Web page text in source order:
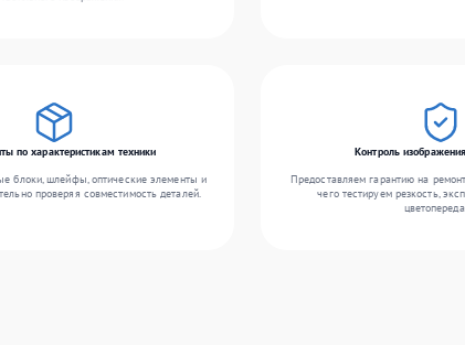
по характеристикам техники
блоки, шлейфы, оптические элементы и
проверяя совместимость деталей.
Контроль
Предоставляем гарантию на
чего тестируем резкость,